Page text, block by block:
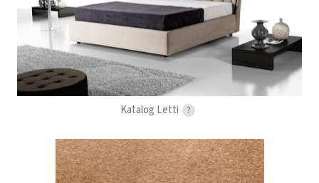
Katalog Letti ?